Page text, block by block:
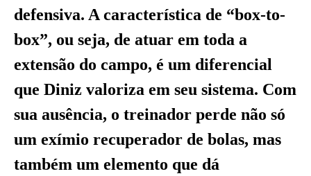
defensiva. A característica de “box-to-
box”, ou seja, de atuar em toda a
extensão do campo, é um diferencial
que Diniz valoriza em seu sistema. Com
sua ausência, o treinador perde não só
um exímio recuperador de bolas, mas
também um elemento que dá